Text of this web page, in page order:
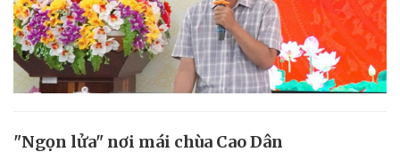
"Ngọn lửa" nơi mái chùa Cao Dân